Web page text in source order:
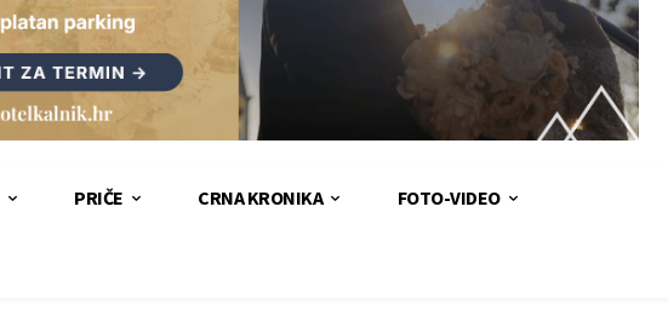
PRIČE CRNA KRONIKA FOTO-VIDEO